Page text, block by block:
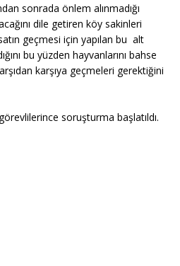
sonrada önlem alınmadığı
dile getiren köy sakinleri
geçmesi için yapılan bu alt
bu yüzden hayvanlarını bahse
karşıya geçmeleri gerektiğini
soruşturma başlatıldı.